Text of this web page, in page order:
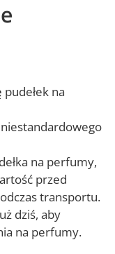
na
na perfumy,
przed
transportu.
dziś, aby
na perfumy.